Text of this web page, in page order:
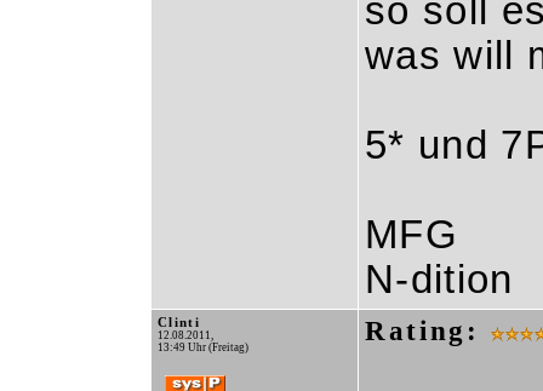
so soll
was will
5* und
MFG
N-dition
Clinti
12.08.2011,
13:49 Uhr (Freitag)
Rating: